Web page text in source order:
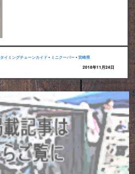
タイミングチェーンカイド• ミニクーパー•宮崎県
2018年11月24日